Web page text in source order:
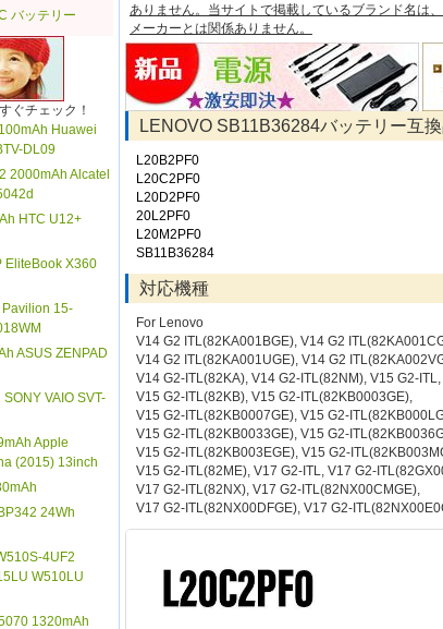
バッテリー
ぐチェック！
Huawei
DL09
2000mAh Alcatel
HTC U12+
EliteBook X360
Pavilion 15-
ASUS ZENPAD
VAIO SVT-
Apple
(2015) 13inch
24Wh
4UF2
W510LU
1320mAh
ありません。当サイトで掲載しているブランド名は
メーカーとは関係ありません。
LENOVO SB11B36284バッテリー互
L20B2PF0
L20C2PF0
L20D2PF0
20L2PF0
L20M2PF0
SB11B36284
対応機種
For Lenovo
V14 G2 ITL(82KA001BGE), V14 G2
V14 G2 ITL(82KA001UGE), V14 G2
V14 G2-ITL(82KA), V14 G2-ITL(82NM), V15 G2-ITL,
V15 G2-ITL(82KB), V15 G2-ITL(82KB0003GE),
V15 G2-ITL(82KB0007GE), V15 G2-
V15 G2-ITL(82KB0033GE), V15 G2-
V15 G2-ITL(82KB003EGE), V15 G2-
V15 G2-ITL(82ME), V17 G2-ITL, V17 G2-
V17 G2-ITL(82NX), V17 G2-ITL(82NX00CMGE),
V17 G2-ITL(82NX00DFGE), V17 G2-